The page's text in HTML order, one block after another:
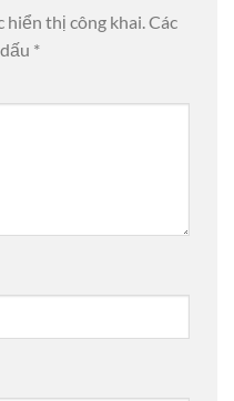
thị công khai. Các
*